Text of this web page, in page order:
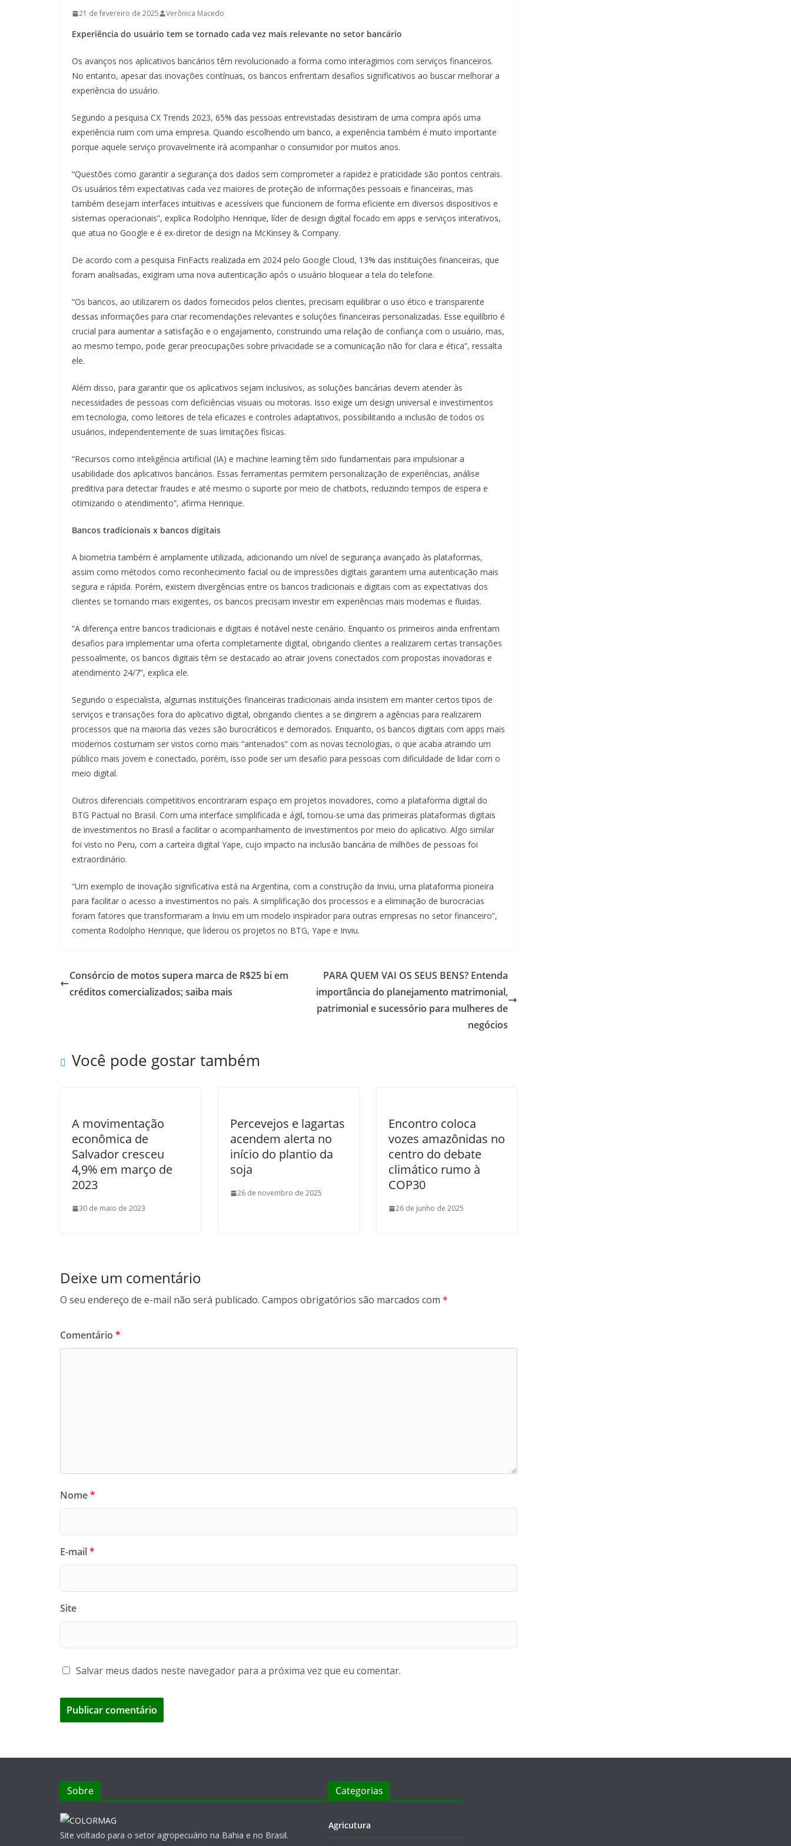
21 de fevereiro de 2025 Verônica Macedo
Experiência do usuário tem se tornado cada vez mais relevante no setor bancário
Os avanços nos aplicativos bancários têm revolucionado a forma como interagimos com serviços financeiros.
No entanto, apesar das inovações contínuas, os bancos enfrentam desafios significativos ao buscar melhorar a
experiência do usuário.
Segundo a pesquisa CX Trends 2023, 65% das pessoas entrevistadas desistiram de uma compra após uma
experiência ruim com uma empresa. Quando escolhendo um banco, a experiência também é muito importante
porque aquele serviço provavelmente irá acompanhar o consumidor por muitos anos.
“Questões como garantir a segurança dos dados sem comprometer a rapidez e praticidade são pontos centrais.
Os usuários têm expectativas cada vez maiores de proteção de informações pessoais e financeiras, mas
também desejam interfaces intuitivas e acessíveis que funcionem de forma eficiente em diversos dispositivos e
sistemas operacionais”, explica Rodolpho Henrique, líder de design digital focado em apps e serviços interativos,
que atua no Google e é ex-diretor de design na McKinsey & Company.
De acordo com a pesquisa FinFacts realizada em 2024 pelo Google Cloud, 13% das instituições financeiras, que
foram analisadas, exigiram uma nova autenticação após o usuário bloquear a tela do telefone.
“Os bancos, ao utilizarem os dados fornecidos pelos clientes, precisam equilibrar o uso ético e transparente
dessas informações para criar recomendações relevantes e soluções financeiras personalizadas. Esse equilíbrio é
crucial para aumentar a satisfação e o engajamento, construindo uma relação de confiança com o usuário, mas,
ao mesmo tempo, pode gerar preocupações sobre privacidade se a comunicação não for clara e ética”, ressalta
ele.
Além disso, para garantir que os aplicativos sejam inclusivos, as soluções bancárias devem atender às
necessidades de pessoas com deficiências visuais ou motoras. Isso exige um design universal e investimentos
em tecnologia, como leitores de tela eficazes e controles adaptativos, possibilitando a inclusão de todos os
usuários, independentemente de suas limitações físicas.
“Recursos como inteligência artificial (IA) e machine learning têm sido fundamentais para impulsionar a
usabilidade dos aplicativos bancários. Essas ferramentas permitem personalização de experiências, análise
preditiva para detectar fraudes e até mesmo o suporte por meio de chatbots, reduzindo tempos de espera e
otimizando o atendimento”, afirma Henrique.
Bancos tradicionais x bancos digitais
A biometria também é amplamente utilizada, adicionando um nível de segurança avançado às plataformas,
assim como métodos como reconhecimento facial ou de impressões digitais garantem uma autenticação mais
segura e rápida. Porém, existem divergências entre os bancos tradicionais e digitais com as expectativas dos
clientes se tornando mais exigentes, os bancos precisam investir em experiências mais modernas e fluidas.
“A diferença entre bancos tradicionais e digitais é notável neste cenário. Enquanto os primeiros ainda enfrentam
desafios para implementar uma oferta completamente digital, obrigando clientes a realizarem certas transações
pessoalmente, os bancos digitais têm se destacado ao atrair jovens conectados com propostas inovadoras e
atendimento 24/7”, explica ele.
Segundo o especialista, algumas instituições financeiras tradicionais ainda insistem em manter certos tipos de
serviços e transações fora do aplicativo digital, obrigando clientes a se dirigirem a agências para realizarem
processos que na maioria das vezes são burocráticos e demorados. Enquanto, os bancos digitais com apps mais
modernos costumam ser vistos como mais “antenados” com as novas tecnologias, o que acaba atraindo um
público mais jovem e conectado, porém, isso pode ser um desafio para pessoas com dificuldade de lidar com o
meio digital.
Outros diferenciais competitivos encontraram espaço em projetos inovadores, como a plataforma digital do
BTG Pactual no Brasil. Com uma interface simplificada e ágil, tornou-se uma das primeiras plataformas digitais
de investimentos no Brasil a facilitar o acompanhamento de investimentos por meio do aplicativo. Algo similar
foi visto no Peru, com a carteira digital Yape, cujo impacto na inclusão bancária de milhões de pessoas foi
extraordinário.
“Um exemplo de inovação significativa está na Argentina, com a construção da Inviu, uma plataforma pioneira
para facilitar o acesso a investimentos no país. A simplificação dos processos e a eliminação de burocracias
foram fatores que transformaram a Inviu em um modelo inspirador para outras empresas no setor financeiro”,
comenta Rodolpho Henrique, que liderou os projetos no BTG, Yape e Inviu.
Consórcio de motos supera marca de R$25 bi em
créditos comercializados; saiba mais
PARA QUEM VAI OS SEUS BENS? Entenda
importância do planejamento matrimonial,
patrimonial e sucessório para mulheres de
negócios
Você pode gostar também
A movimentação
econômica de
Salvador cresceu
4,9% em março de
2023
30 de maio de 2023
Percevejos e lagartas
acendem alerta no
início do plantio da
soja
26 de novembro de 2025
Encontro coloca
vozes amazônidas no
centro do debate
climático rumo à
COP30
26 de junho de 2025
Deixe um comentário
O seu endereço de e-mail não será publicado. Campos obrigatórios são marcados com *
Comentário *
Nome*
E-mail*
Site
Salvar meus dados neste navegador para a próxima vez que eu comentar.
Sobre
Site voltado para o setor agropecuário na Bahia e no Brasil.
Categorias
Agricutura